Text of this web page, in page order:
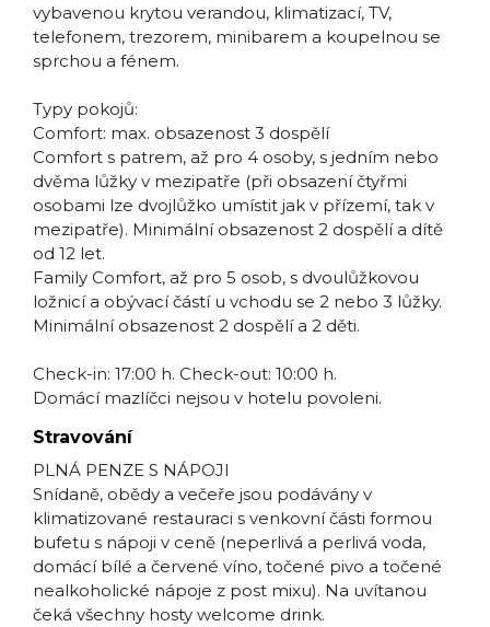
vybavenou krytou verandou, klimatizací, TV,
telefonem, trezorem, minibarem a koupelnou se
sprchou a fénem.
Typy pokojů:
Comfort: max. obsazenost 3 dospělí
Comfort s patrem, až pro 4 osoby, s jedním nebo
dvěma lůžky v mezipatře (při obsazení čtyřmi
osobami lze dvojlůžko umístit jak v přízemí, tak v
mezipatře). Minimální obsazenost 2 dospělí a dítě
od 12 let.
Family Comfort, až pro 5 osob, s dvoulůžkovou
ložnicí a obývací částí u vchodu se 2 nebo 3 lůžky.
Minimální obsazenost 2 dospělí a 2 děti.
Check-in: 17:00 h. Check-out: 10:00 h.
Domácí mazlíčci nejsou v hotelu povoleni.
Stravování
PLNÁ PENZE S NÁPOJI
Snídaně, obědy a večeře jsou podávány v
klimatizované restauraci s venkovní části formou
bufetu s nápoji v ceně (neperlivá a perlivá voda,
domácí bílé a červené víno, točené pivo a točené
nealkoholické nápoje z post mixu). Na uvítanou
čeká všechny hosty welcome drink.